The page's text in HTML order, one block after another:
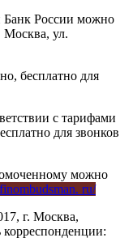
России можно
Москва, ул.
бесплатно для
с тарифами
для звонков
можно
ru/
г. Москва,